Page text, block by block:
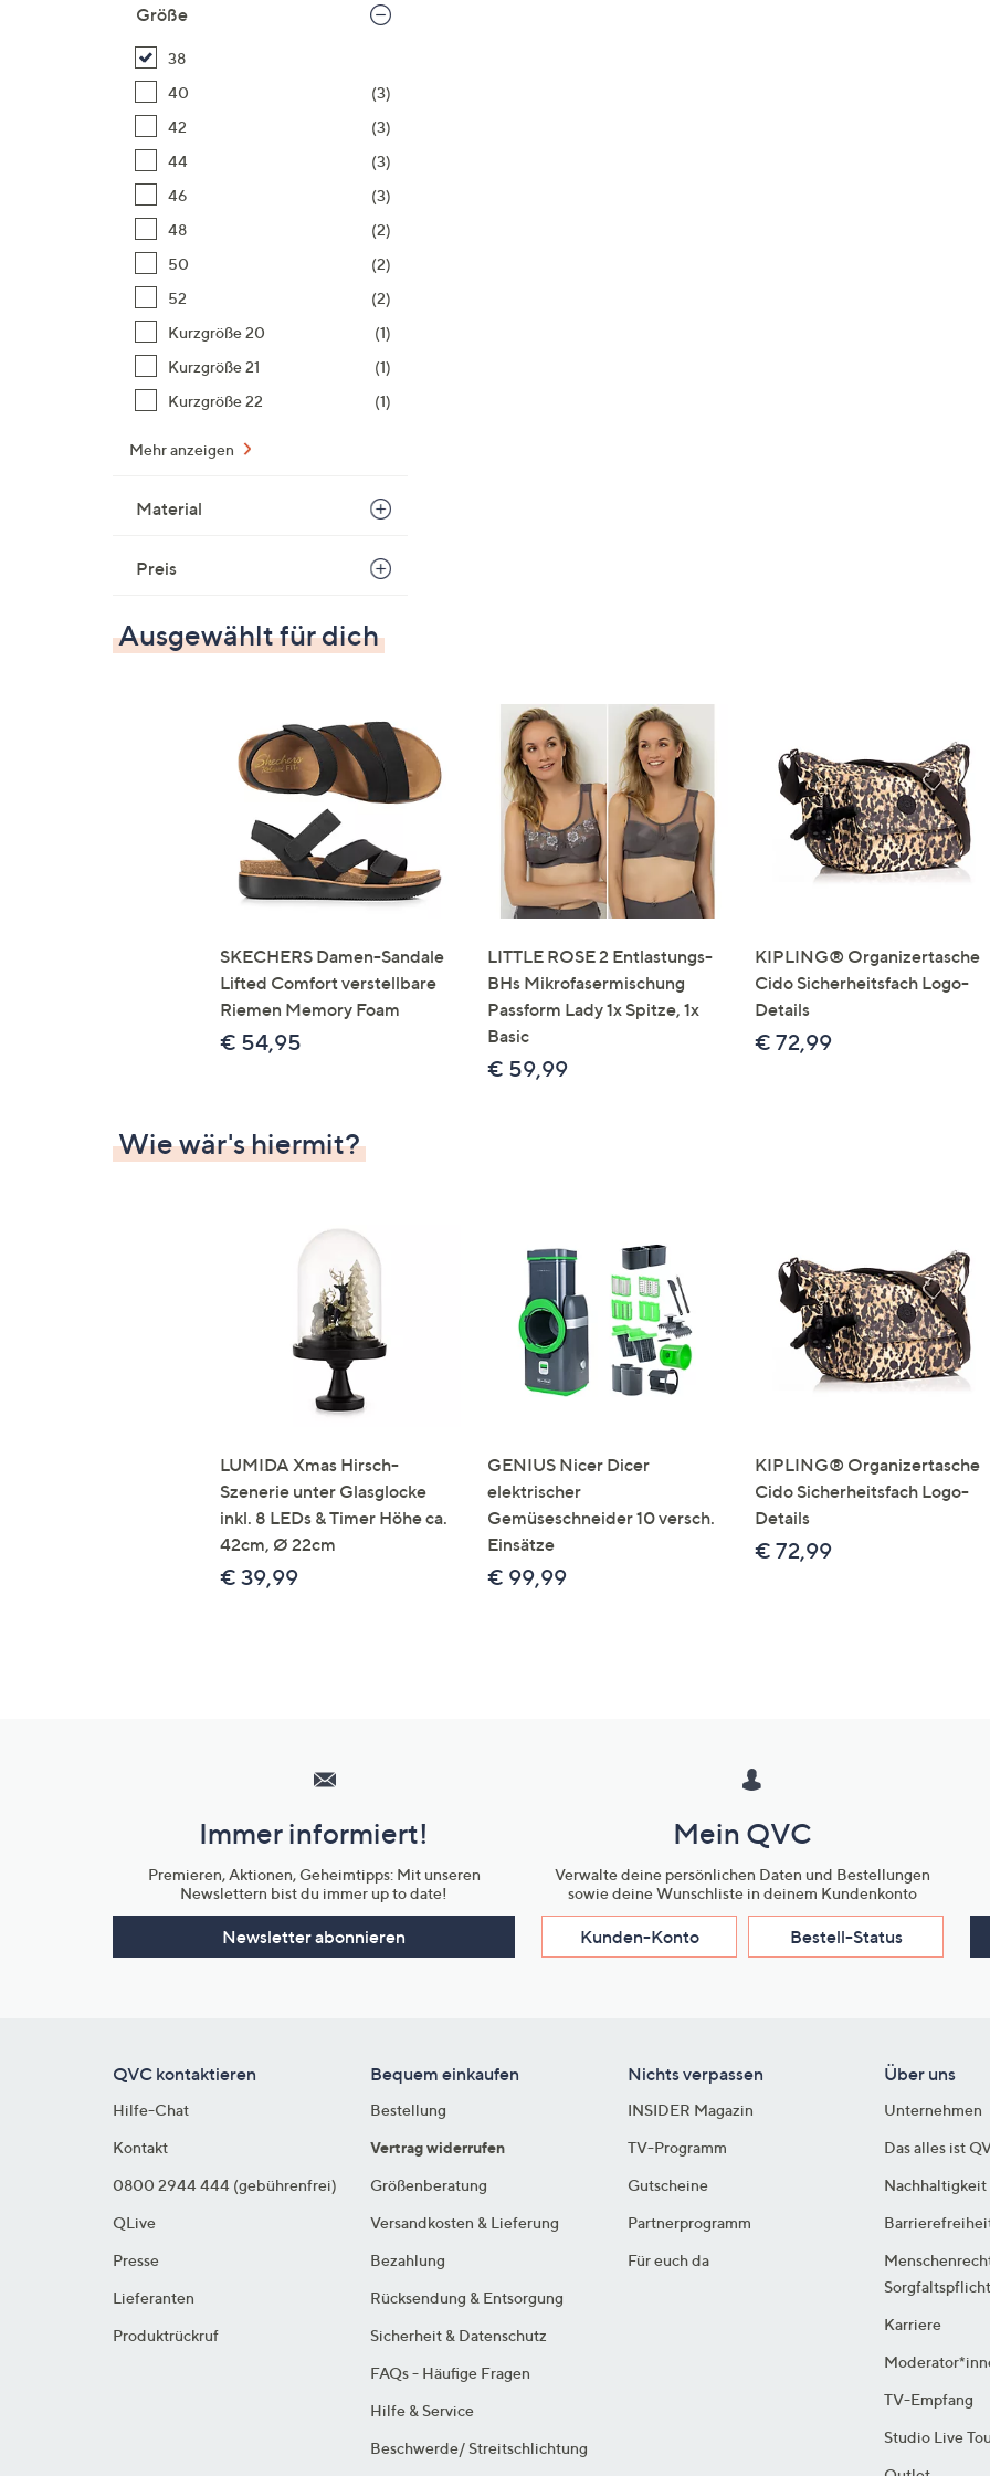
Größe
38
40
(3)
42
(3)
44
(3)
46
(3)
48
(2)
50
(2)
52
(2)
Kurzgröße 20
(1)
Kurzgröße 21
(1)
Kurzgröße 22
(1)
Mehr anzeigen
Material
Preis
Ausgewählt für dich
SKECHERS Damen-Sandale
Lifted Comfort verstellbare
Riemen Memory Foam
€ 54,95
LITTLE ROSE 2 Entlastungs-
BHs Mikrofasermischung
Passform Lady 1x Spitze, 1x
Basic
€ 59,99
KIPLING® Organizertasche
Cido Sicherheitsfach Logo-
Details
€ 72,99
Wie wär's hiermit?
LUMIDA Xmas Hirsch-
Szenerie unter Glasglocke
inkl. 8 LEDs & Timer Höhe ca.
42cm, Ø 22cm
€ 39,99
GENIUS Nicer Dicer
elektrischer
Gemüseschneider 10 versch.
Einsätze
€ 99,99
KIPLING® Organizertasche
Cido Sicherheitsfach Logo-
Details
€ 72,99
Unternehmensinformationen
Immer informiert!
Premieren, Aktionen, Geheimtipps: Mit unseren
Newslettern bist du immer up to date!
Newsletter abonnieren
Mein QVC
Verwalte deine persönlichen Daten und Bestellungen
sowie deine Wunschliste in deinem Kundenkonto
Kunden-Konto Bestell-Status
QVC kontaktieren
Hilfe-Chat
Kontakt
0800 2944 444 (gebührenfrei)
QLive
Presse
Lieferanten
Produktrückruf
Bequem einkaufen
Bestellung
Vertrag widerrufen
Größenberatung
Versandkosten & Lieferung
Bezahlung
Rücksendung & Entsorgung
Sicherheit & Datenschutz
FAQs - Häufige Fragen
Hilfe & Service
Beschwerde/ Streitschlichtung
Nichts verpassen
INSIDER Magazin
TV-Programm
Gutscheine
Partnerprogramm
Für euch da
Über uns
Unternehmen
Das alles ist
Nachhaltigkeit
Karriere
TV-Empfang
Studio Live